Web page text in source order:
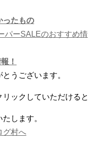
ったもの
！
うございます。
ックしていただけると
します。